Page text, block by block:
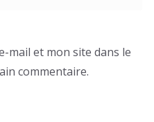
mail et mon site dans le
commentaire.